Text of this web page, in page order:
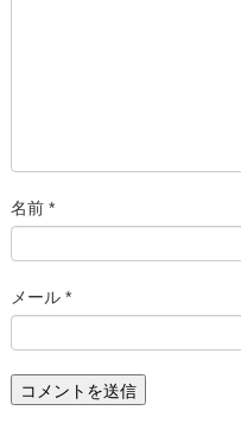
名前 *
メール *